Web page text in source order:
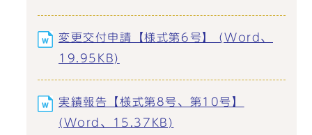
変更交付申請【様式第6号】 (Word、
19.95KB)
実績報告【様式第8号、第10号】
(Word、15.37KB)